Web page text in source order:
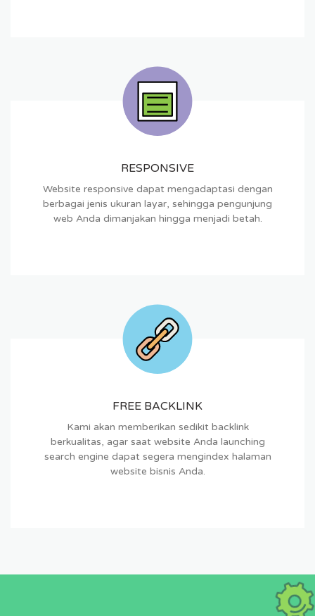
RESPONSIVE
Website responsive dapat mengadaptasi dengan
berbagai jenis ukuran layar, sehingga pengunjung
web Anda dimanjakan hingga menjadi betah.
FREE BACKLINK
Kami akan memberikan sedikit backlink
berkualitas, agar saat website Anda launching
search engine dapat segera mengindex halaman
website bisnis Anda.